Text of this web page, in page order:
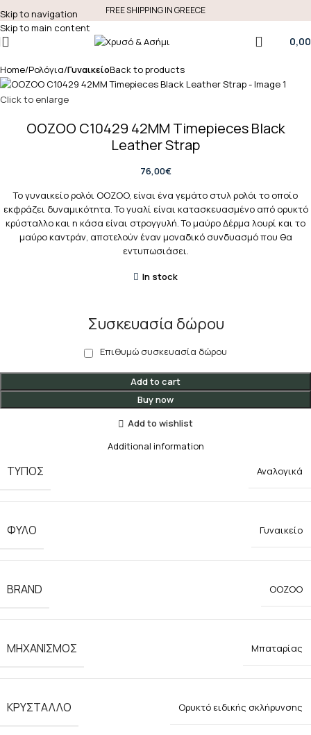
Skip to navigation
Skip to main content
FREE SHIPPING IN GREECE
0,00
Home Ρολόγια ΓυναικείοBack to products
Click to enlarge
OOZOO C10429 42MM Timepieces Black
Leather Strap
76,00€
Το γυναικείο ρολόι OOZOO, είναι ένα γεμάτο στυλ ρολόι το οποίο
εκφράζει δυναμικότητα. Το γυαλί είναι κατασκευασμένο από ορυκτό
κρύσταλλο και η κάσα είναι στρογγυλή. Το μαύρο Δέρμα λουρί και το
μαύρο καντράν, αποτελούν έναν μοναδικό συνδυασμό που θα
εντυπωσιάσει.
In stock
Συσκευασία δώρου
Επιθυμώ συσκευασία δώρου
Add to cart
Buy now
Add to wishlist
Additional information
ΤΥΠΟΣ Αναλογικά
ΦΥΛΟ Γυναικείο
BRAND OOZOO
ΜΗΧΑΝΙΣΜΟΣ Μπαταρίας
ΚΡΥΣΤΑΛΛΟ Ορυκτό ειδικής σκλήρυνσης